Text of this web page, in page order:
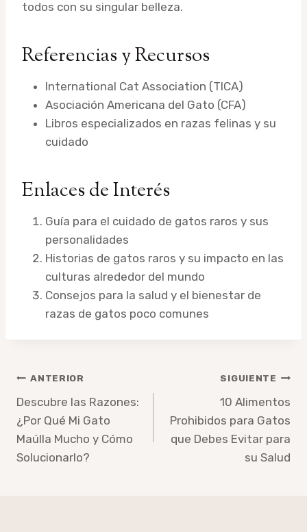
todos con su singular belleza.
Referencias y Recursos
International Cat Association (TICA)
Asociación Americana del Gato (CFA)
Libros especializados en razas felinas y su
cuidado
Enlaces de Interés
Guía para el cuidado de gatos raros y sus
personalidades
Historias de gatos raros y su impacto en las
culturas alrededor del mundo
Consejos para la salud y el bienestar de
razas de gatos poco comunes
Navegación
de
entradas
ANTERIOR
Descubre las Razones:
¿Por Qué Mi Gato
Maúlla Mucho y Cómo
Solucionarlo?
SIGUIENTE
10 Alimentos
Prohibidos para Gatos
que Debes Evitar para
su Salud